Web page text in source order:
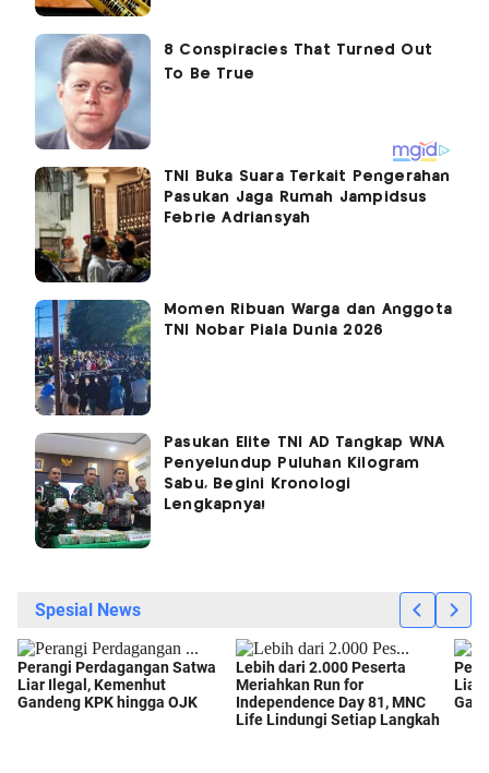
TNI Buka Suara Terkait Pengerahan
Pasukan Jaga Rumah Jampidsus
Febrie Adriansyah
Momen Ribuan Warga dan Anggota
TNI Nobar Piala Dunia 2026
Pasukan Elite TNI AD Tangkap WNA
Penyelundup Puluhan Kilogram
Sabu, Begini Kronologi
Lengkapnya!